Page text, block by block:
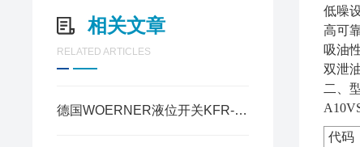
相关文章
RELATED ARTICLES
德国WOERNER液位开关KFR-B系列安装与维护
低噪
高可
吸油
双泄
二、
代码